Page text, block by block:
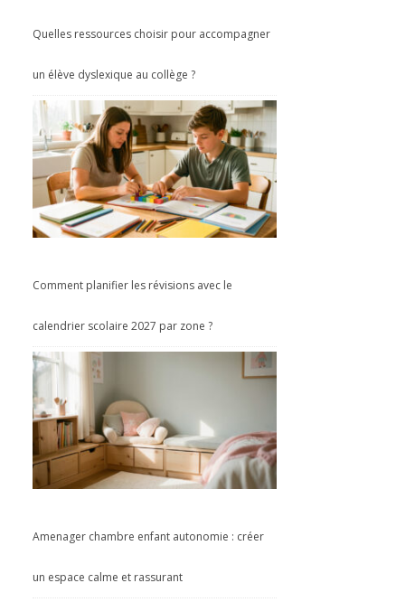
Quelles ressources choisir pour accompagner
un élève dyslexique au collège ?
Comment planifier les révisions avec le
calendrier scolaire 2027 par zone ?
Amenager chambre enfant autonomie : créer
un espace calme et rassurant